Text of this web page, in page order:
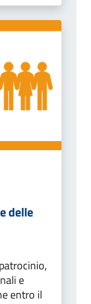
delle
e
entro il